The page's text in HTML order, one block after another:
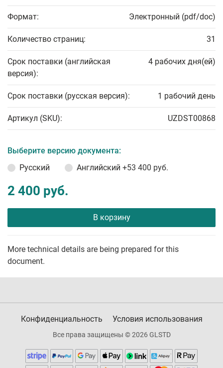
Формат: Электронный (pdf/doc)
Количество страниц: 31
Срок поставки (английская
версия):
4 рабочих дня(ей)
Срок поставки (русская версия): 1 рабочий день
Артикул (SKU): UZDST00868
Выберите версию документа:
Русский
Английский +53 400 руб.
2 400 руб.
В корзину
More technical details are being prepared for this
document.
Конфиденциальность Условия использования
Все права защищены © 2026 GLSTD